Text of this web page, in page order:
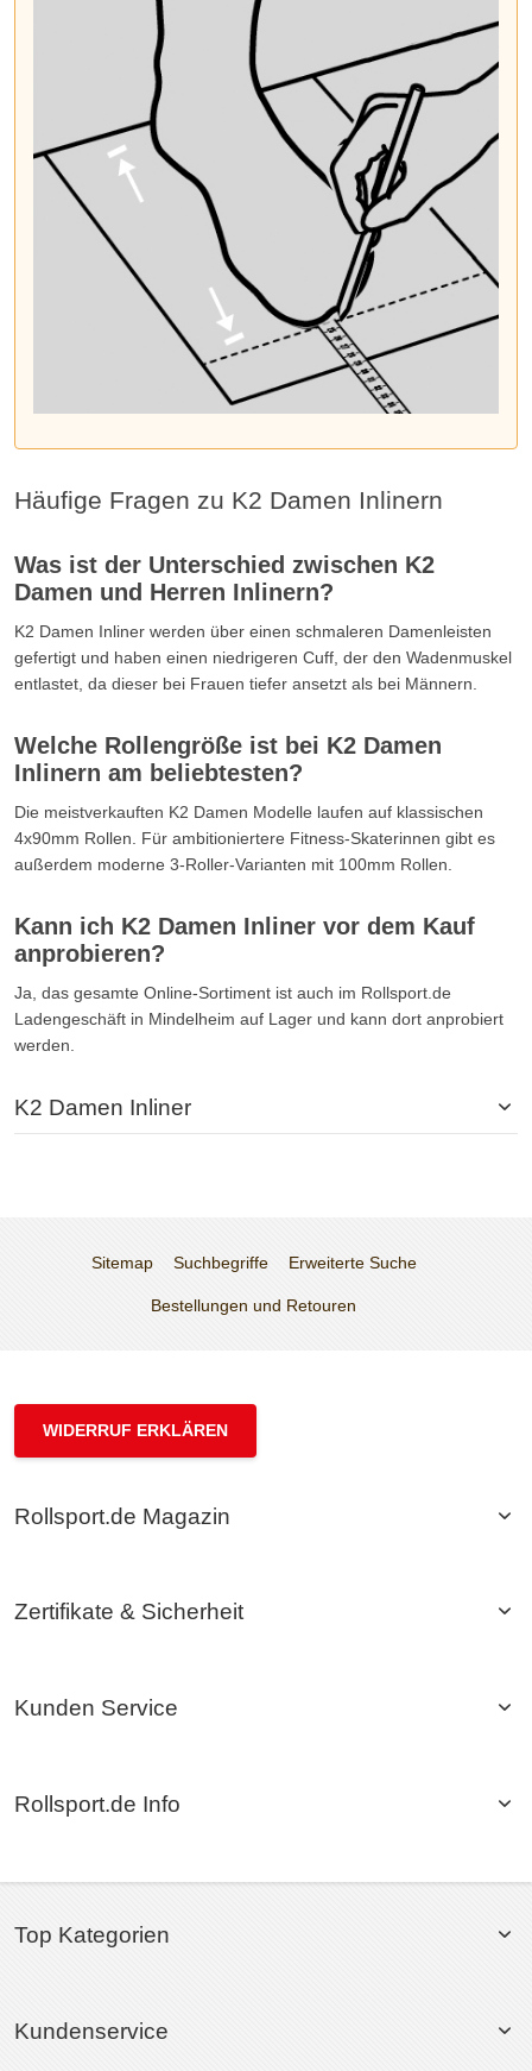
Häufige Fragen zu K2 Damen Inlinern
Was ist der Unterschied zwischen K2
Damen und Herren Inlinern?
K2 Damen Inliner werden über einen schmaleren Damenleisten
gefertigt und haben einen niedrigeren Cuff, der den Wadenmuskel
entlastet, da dieser bei Frauen tiefer ansetzt als bei Männern.
Welche Rollengröße ist bei K2 Damen
Inlinern am beliebtesten?
Die meistverkauften K2 Damen Modelle laufen auf klassischen
4x90mm Rollen. Für ambitioniertere Fitness-Skaterinnen gibt es
außerdem moderne 3-Roller-Varianten mit 100mm Rollen.
Kann ich K2 Damen Inliner vor dem Kauf
anprobieren?
Ja, das gesamte Online-Sortiment ist auch im Rollsport.de
Ladengeschäft in Mindelheim auf Lager und kann dort anprobiert
werden.
K2 Damen Inliner
Sitemap Suchbegriffe Erweiterte Suche
Bestellungen und Retouren
WIDERRUF ERKLÄREN
Rollsport.de Magazin
Zertifikate & Sicherheit
Kunden Service
Rollsport.de Info
Top Kategorien
Kundenservice